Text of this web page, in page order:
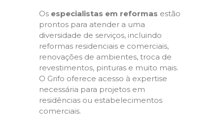
Os especialistas em reformas estão
prontos para atender a uma
diversidade de serviços, incluindo
reformas residenciais e comerciais,
renovações de ambientes, troca de
revestimentos, pinturas e muito mais.
O Grifo oferece acesso à expertise
necessária para projetos em
residências ou estabelecimentos
comerciais.